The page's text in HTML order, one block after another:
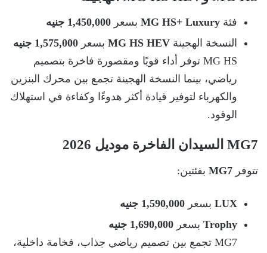
فئة MG HS+ Luxury بسعر 1,450,000 جنيه
النسخة الهجينة MG HS HEV بسعر 1,575,000 جنيه
MG HS توفر أداء قويًا ومقصورة فاخرة بتصميم
رياضي، بينما النسخة الهجينة تجمع بين محرك البنزين
والكهرباء لتوفير قيادة أكثر هدوءًا وكفاءة في استهلاك
الوقود.
MG7 السيدان الفاخرة موديل 2026
تتوفر MG7 بفئتين:
LUX بسعر 1,590,000 جنيه
Trophy بسعر 1,690,000 جنيه
MG7 تجمع بين تصميم رياضي جذاب، فخامة داخلية،